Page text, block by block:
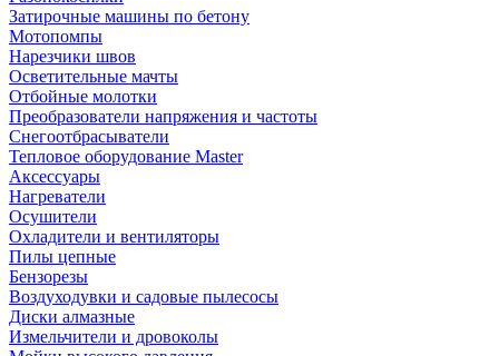
Затирочные машины по бетону
Мотопомпы
Нарезчики швов
Осветительные мачты
Отбойные молотки
Преобразователи напряжения и частоты
Снегоотбрасыватели
Тепловое оборудование Master
Аксессуары
Нагреватели
Осушители
Охладители и вентиляторы
Пилы цепные
Бензорезы
Воздуходувки и садовые пылесосы
Диски алмазные
Измельчители и дровоколы